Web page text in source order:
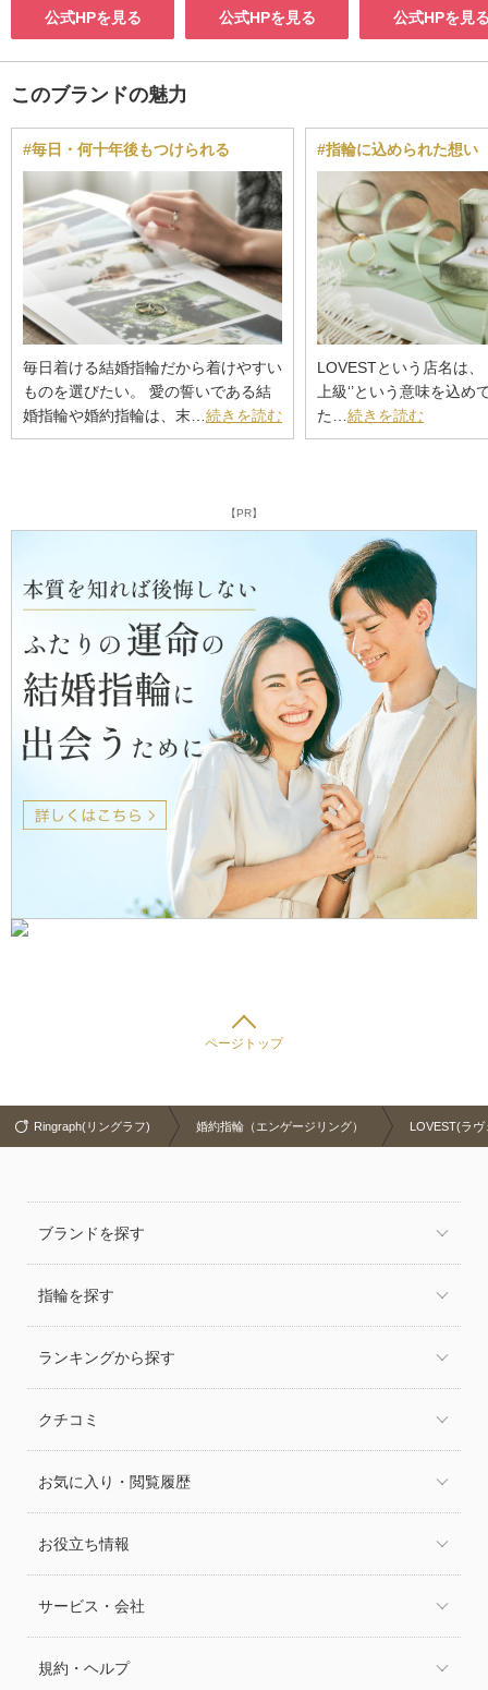
公式HPを見る 公式HPを見る 公式HPを見
このブランドの魅力
#毎日・何十年後もつけられる
毎日着ける結婚指輪だから着けやすい
ものを選びたい。 愛の誓いである結
婚指輪や婚約指輪は、末… 続きを読む
#指輪に込められた想い
LOVESTという店名は、
上級‘’という意味を込め
た… 続きを読む
【PR】
ページトップ
Ringraph(リングラフ) 婚約指輪（エンゲージリング） LOVEST(ラヴ
ブランドを探す
指輪を探す
ランキングから探す
クチコミ
お気に入り・閲覧履歴
お役立ち情報
サービス・会社
規約・ヘルプ